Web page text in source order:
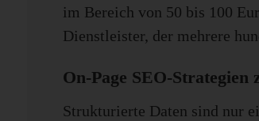
im Bereich von 50 bis 100
Dienstleister, der mehrere
On-Page SEO-
Strukturierte Daten sind nur